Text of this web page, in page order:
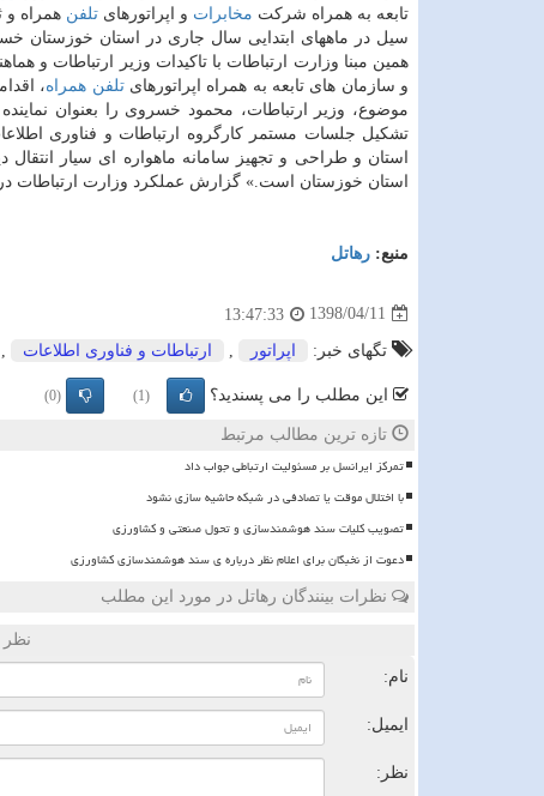
تابعه به همراه شركت مخابرات و اپراتورهای تلفن همراه و
سیل در ماههای ابتدایی سال جاری در استان خوزستان
همین مبنا وزارت ارتباطات با تاكیدات وزیر ارتباطات و
و سازمان های تابعه به همراه اپراتورهایتلفن همراه،
موضوع، وزیر ارتباطات، محمود خسروی را بعنوان
تشكیل جلسات مستمر كارگروه ارتباطات و فناوری
استان و طراحی و تجهیز سامانه ماهواره ای سیار
استان خوزستان است.» گزارش عملكرد وزارت ارتباطات در چارچوب ۲۲ اقدام از اینجا
منبع: رهاتل
1398/04/11
13:47:33
تگهای خبر: اپراتور ارتباطات و فناوری اطلاعات
این مطلب را می پسندید؟ (1)
(0)
تازه ترین مطالب مرتبط
تمرکز ایرانسل بر مسئولیت ارتباطی جواب داد
با اختلال موقت یا تصادفی در شبکه حاشیه سازی نشود
تصویب کلیات سند هوشمندسازی و تحول صنعتی و کشاورزی
دعوت از نخبگان برای اعلام نظر درباره ی سند هوشمندسازی کشاورزی
نظرات بینندگان رهاتل در مورد این مطلب
نظر
نام:
ایمیل:
نظر: